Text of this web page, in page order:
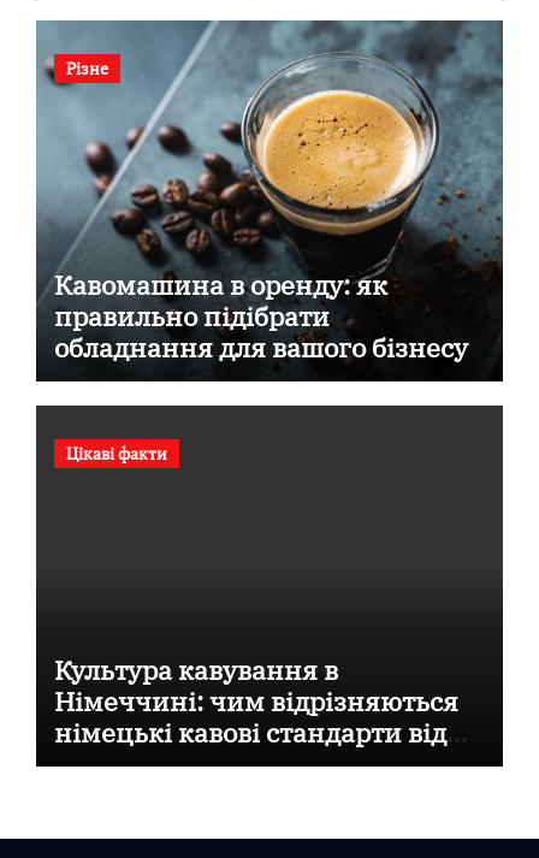
Різне
Кавомашина в оренду: як
правильно підібрати
обладнання для вашого бізнесу
Цікаві факти
Культура кавування в
Німеччині: чим відрізняються
німецькі кавові стандарти від
італійських